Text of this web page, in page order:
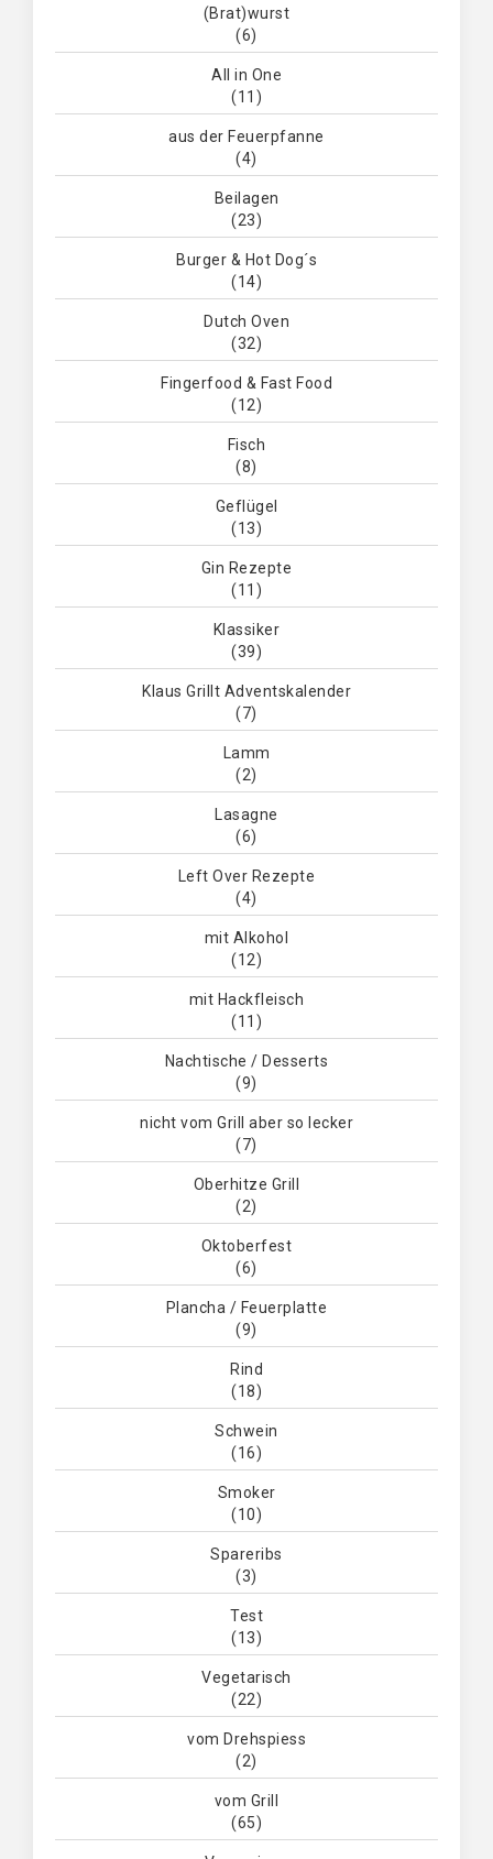
(Brat)wurst
(6)
All in One
(11)
aus der Feuerpfanne
(4)
Beilagen
(23)
Burger & Hot Dog´s
(14)
Dutch Oven
(32)
Fingerfood & Fast Food
(12)
Fisch
(8)
Geflügel
(13)
Gin Rezepte
(11)
Klassiker
(39)
Klaus Grillt Adventskalender
(7)
Lamm
(2)
Lasagne
(6)
Left Over Rezepte
(4)
mit Alkohol
(12)
mit Hackfleisch
(11)
Nachtische / Desserts
(9)
nicht vom Grill aber so lecker
(7)
Oberhitze Grill
(2)
Oktoberfest
(6)
Plancha / Feuerplatte
(9)
Rind
(18)
Schwein
(16)
Smoker
(10)
Spareribs
(3)
Test
(13)
Vegetarisch
(22)
vom Drehspiess
(2)
vom Grill
(65)